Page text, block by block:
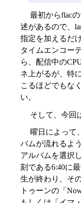
最初からflac
述があるので、
指定を加えるだ
タイムエンコー
ら、配信中の
ネ上がるが、特
こるほどでもな
い。
そして、今回
曜日によって
バムが流れるよ
アルバムを選択
刻である6:40に
生が終わり、そ
トゥーンの「